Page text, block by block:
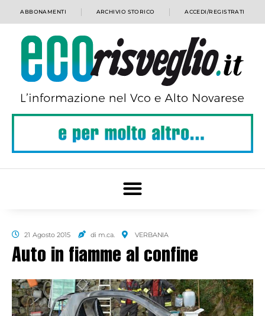
ABBONAMENTI ARCHIVIO STORICO ACCEDI/REGISTRATI
21 Agosto 2015 di m.ca. VERBANIA
Auto in fiamme al confine